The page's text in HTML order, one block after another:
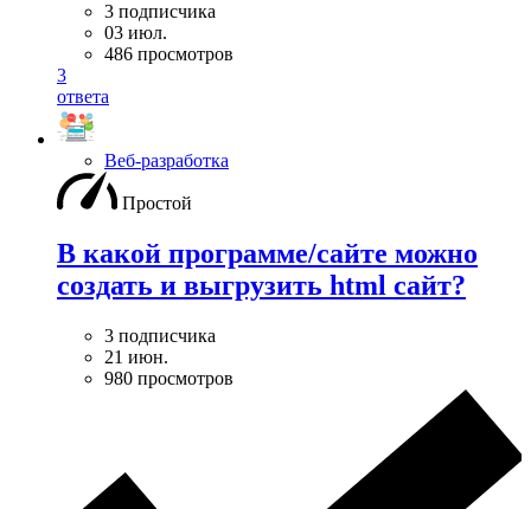
3 подписчика
03 июл.
486 просмотров
3
ответа
Веб-разработка
Простой
В какой программе/сайте можно
создать и выгрузить html сайт?
3 подписчика
21 июн.
980 просмотров